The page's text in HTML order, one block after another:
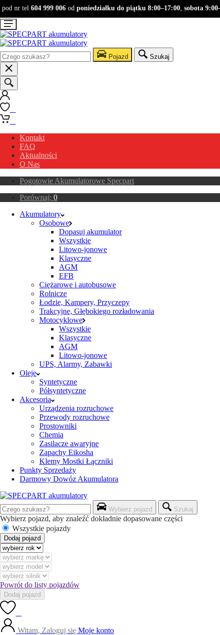
nr tel604 999 006odponiedziałku do piątku 8:00–17:00,sobota
Pojazd Szukaj
Kontakt
FAQ
Aktualności
O Nas
Pogotowie Akumulatorowe Specpart
Porównaj: 0
Akumulatory
Osobowe
Dopasuj akumulator
Wszystkie
Litowo-jonowe
Klasyczne
AGM
EFB
Ciężarowe i autobusowe
Rolnicze
Łodzie, Kampery, Przyczepy
Trakcyjne, Głębokiego rozładowania
Motocyklowe
Wszystkie
Klasyczne
AGM
Litowo-jonowe
UPS, Alarmy, Zabawki
Oleje
Syntetyczne
Półsyntetyczne
Akcesoria
Urządzenia rozruchowe
Przewody rozruchowe
Prostowniki
Chemia
Zasilacze awaryjne
Zapachy Eikosha
Klemy Mostki Łączniki
Punkty Sprzedaży
Darmowy Dowóz Akumulatora
Wybierz pojazd Szukaj
Wybierz pojazd, aby znaleźć dokładnie dopasowane części
Wszystkie pojazdy
Dodaj pojazd
Powrót do listy pojazdów
Dodaj pojazd
Witam, Zaloguj się Moje konto